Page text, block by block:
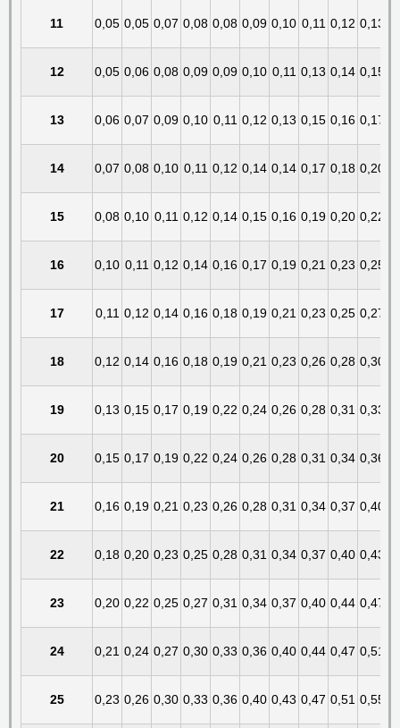
11 0,05 0,05 0,07 0,08 0,08 0,09 0,10 0,11 0,12 0,13
12 0,05 0,06 0,08 0,09 0,09 0,10 0,11 0,13 0,14 0,15
13 0,06 0,07 0,09 0,10 0,11 0,12 0,13 0,15 0,16 0,17
14 0,07 0,08 0,10 0,11 0,12 0,14 0,14 0,17 0,18 0,20
15 0,08 0,10 0,11 0,12 0,14 0,15 0,16 0,19 0,20 0,22
16 0,10 0,11 0,12 0,14 0,16 0,17 0,19 0,21 0,23 0,25
17 0,11 0,12 0,14 0,16 0,18 0,19 0,21 0,23 0,25 0,27
18 0,12 0,14 0,16 0,18 0,19 0,21 0,23 0,26 0,28 0,30
19 0,13 0,15 0,17 0,19 0,22 0,24 0,26 0,28 0,31 0,33
20 0,15 0,17 0,19 0,22 0,24 0,26 0,28 0,31 0,34 0,36
21 0,16 0,19 0,21 0,23 0,26 0,28 0,31 0,34 0,37 0,40
22 0,18 0,20 0,23 0,25 0,28 0,31 0,34 0,37 0,40 0,43
23 0,20 0,22 0,25 0,27 0,31 0,34 0,37 0,40 0,44 0,47
24 0,21 0,24 0,27 0,30 0,33 0,36 0,40 0,44 0,47 0,51
25 0,23 0,26 0,30 0,33 0,36 0,40 0,43 0,47 0,51 0,55